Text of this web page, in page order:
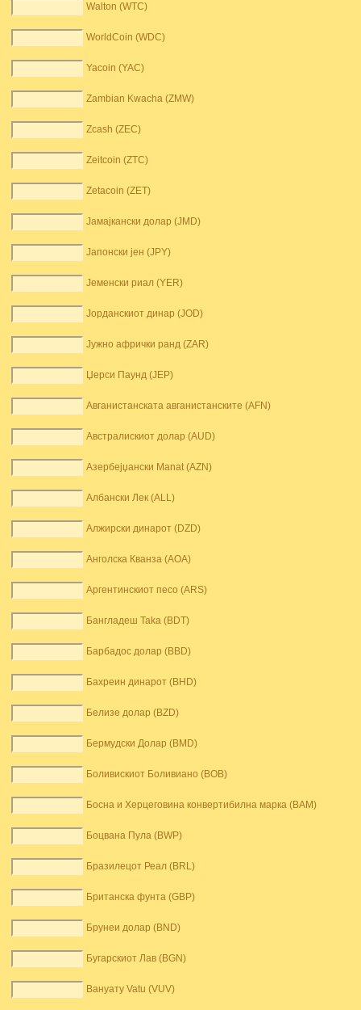
Walton (WTC)
WorldCoin (WDC)
Yacoin (YAC)
Zambian Kwacha (ZMW)
Zcash (ZEC)
Zeitcoin (ZTC)
Zetacoin (ZET)
Јамајкански долар (JMD)
Јапонски јен (JPY)
Јеменски риал (YER)
Јорданскиот динар (JOD)
Јужно афрички ранд (ZAR)
Џерси Паунд (JEP)
Авганистанската авганистанските (AFN)
Австралискиот долар (AUD)
Азербејџански Manat (AZN)
Албански Лек (ALL)
Алжирски динарот (DZD)
Анголска Кванза (AOA)
Аргентинскиот песо (ARS)
Бангладеш Taka (BDT)
Барбадос долар (BBD)
Бахреин динарот (BHD)
Белизе долар (BZD)
Бермудски Долар (BMD)
Боливискиот Боливиано (BOB)
Босна и Херцеговина конвертибилна марка (BAM)
Боцвана Пула (BWP)
Бразилецот Реал (BRL)
Британска фунта (GBP)
Брунеи долар (BND)
Бугарскиот Лав (BGN)
Вануату Vatu (VUV)